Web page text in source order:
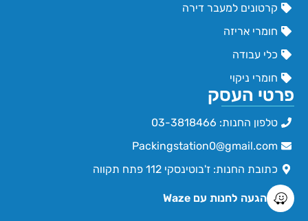
קרטונים למעבר דירה
חומרי אריזה
כלי עבודה
חומרי ניקוי
פרטי העסק
טלפון החנות: 03-3818466
Packingstation0@gmail.com
כתובת החנות: ז'בוטינסקי 112 פתח תקווה
הגעה לחנות עם Waze